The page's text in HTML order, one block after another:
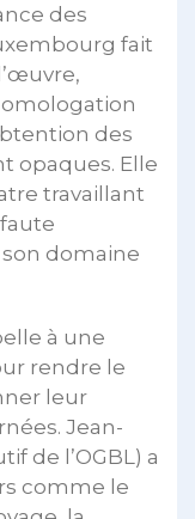
des
fait
des
opaques. Elle
travaillant
son domaine
à une
rendre le
leur
Jean-
de l’OGBL) a
comme le